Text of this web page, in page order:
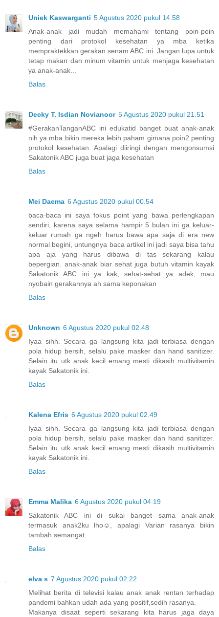
Uniek Kaswarganti 5 Agustus 2020 pukul 14.58
Anak-anak jadi mudah memahami tentang poin-poin
penting dari protokol kesehatan ya mba ketika
mempraktekkan gerakan senam ABC ini. Jangan lupa untuk
tetap makan dan minum vitamin untuk menjaga kesehatan
ya anak-anak...
Balas
Decky T. Isdian Novianoor 5 Agustus 2020 pukul 21.51
#GerakanTanganABC ini edukatid banget buat anak-anak
nih ya mba bikin mereka lebih paham gimana poin2 penting
protokol kesehatan. Apalagi diiringi dengan mengonsumsi
Sakatonik ABC juga buat jaga kesehatan
Balas
Mei Daema 6 Agustus 2020 pukul 00.54
baca-baca ini saya fokus point yang bawa perlengkapan
sendiri, karena saya selama hampir 5 bulan ini ga keluar-
keluar rumah ga ngeh harus bawa apa saja di era new
normal begini, untungnya baca artikel ini jadi saya bisa tahu
apa aja yang harus dibawa di tas sekarang kalau
bepergian. anak-anak biar sehat juga butuh vitamin kayak
Sakatonik ABC ini ya kak, sehat-sehat ya adek, mau
nyobain gerakannya ah sama keponakan
Balas
Unknown 6 Agustus 2020 pukul 02.48
Iyaa sihh. Secara ga langsung kita jadi terbiasa dengan
pola hidup bersih, selalu pake masker dan hand sanitizer.
Selain itu utk anak kecil emang mesti dikasih multivitamin
kayak Sakatonik ini.
Balas
Kalena Efris 6 Agustus 2020 pukul 02.49
Iyaa sihh. Secara ga langsung kita jadi terbiasa dengan
pola hidup bersih, selalu pake masker dan hand sanitizer.
Selain itu utk anak kecil emang mesti dikasih multivitamin
kayak Sakatonik ini.
Balas
Emma Malika 6 Agustus 2020 pukul 04.19
Sakatonik ABC ini di sukai banget sama anak-anak
termasuk anak2ku lho☺, apalagi Varian rasanya bikin
tambah semangat.
Balas
elva s 7 Agustus 2020 pukul 02.22
Melihat berita di televisi kalau anak anak rentan terhadap
pandemi bahkan udah ada yang positif,sedih rasanya.
Makanya disaat seperti sekarang kita harus jaga daya